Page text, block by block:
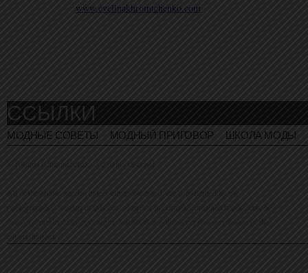
www.evelinakhromtchenko.com
ССЫЛКИ
МОДНЫЕ СОВЕТЫ МОДНЫЙ ПРИГОВОР ШКОЛА МОДЫ